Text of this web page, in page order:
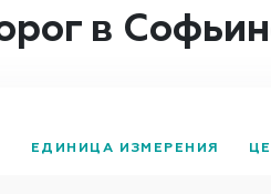
в
ЕДИНИЦА ИЗМЕРЕНИЯ